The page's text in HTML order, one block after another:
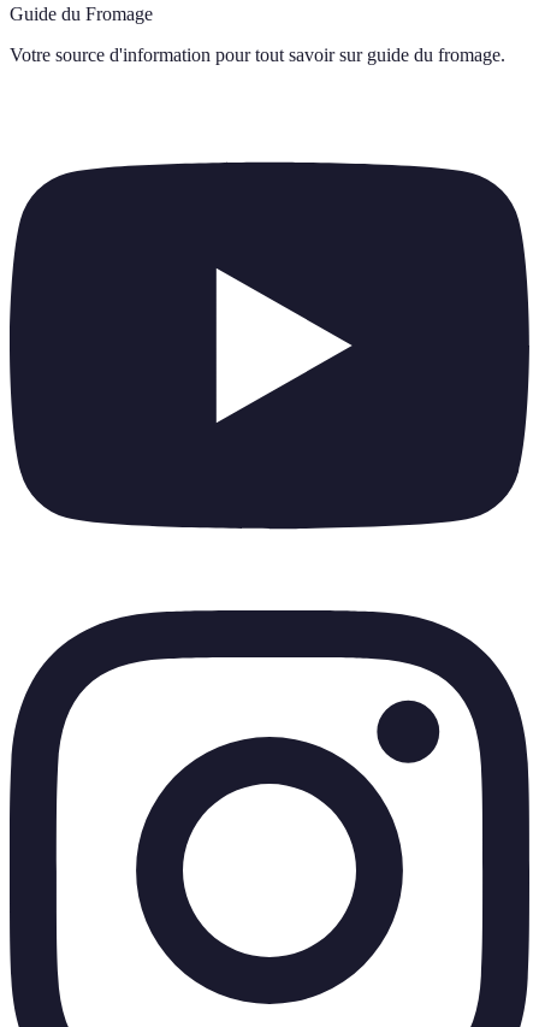
Guide du Fromage
Votre source d'information pour tout savoir sur guide du fromage.